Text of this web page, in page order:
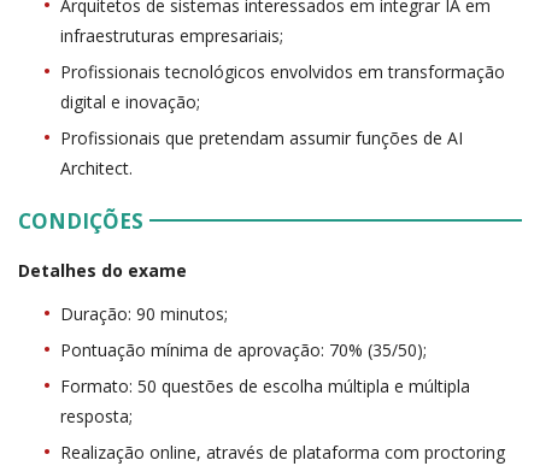
Arquitetos de sistemas interessados em integrar IA em
infraestruturas empresariais;
Profissionais tecnológicos envolvidos em transformação
digital e inovação;
Profissionais que pretendam assumir funções de AI
Architect.
CONDIÇÕES
Detalhes do exame
Duração: 90 minutos;
Pontuação mínima de aprovação: 70% (35/50);
Formato: 50 questões de escolha múltipla e múltipla
resposta;
Realização online, através de plataforma com proctoring